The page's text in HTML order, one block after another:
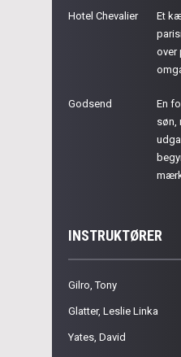
Hotel Chevalier
Et
over
Godsend
En
søn,
INSTRUKTØRER
Gilro, Tony
Glatter, Leslie Linka
Yates, David